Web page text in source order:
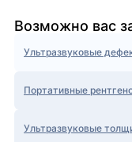
Возможно вас
Ультразвуковые
Портативные
Ультразвуковые